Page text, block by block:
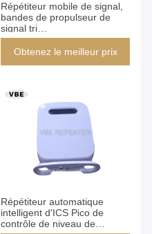
Répétiteur mobile de signal,
bandes de propulseur de
signal tri
GSM900/Dcs1800/WCDMA2100
Obtenez le meilleur prix
Répétiteur automatique
intelligent d'ICS Pico de
contrôle de niveau de